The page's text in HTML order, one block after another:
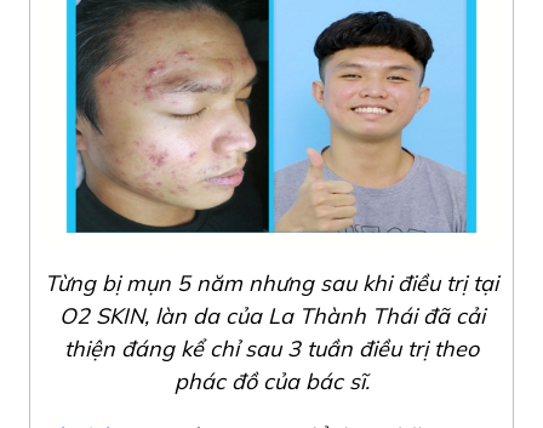
Từng bị mụn 5 năm nhưng sau khi điều trị tại
O2 SKIN, làn da của La Thành Thái đã cải
thiện đáng kể chỉ sau 3 tuần điều trị theo
phác đồ của bác sĩ.